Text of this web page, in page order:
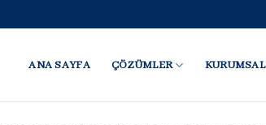
ANA SAYFA ÇÖZÜMLER KURUMSAL